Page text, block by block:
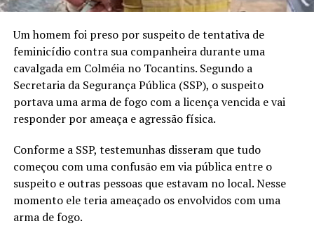
Um homem foi preso por suspeito de tentativa de
feminicídio contra sua companheira durante uma
cavalgada em Colméia no Tocantins. Segundo a
Secretaria da Segurança Pública (SSP), o suspeito
portava uma arma de fogo com a licença vencida e vai
responder por ameaça e agressão física.
Conforme a SSP, testemunhas disseram que tudo
começou com uma confusão em via pública entre o
suspeito e outras pessoas que estavam no local. Nesse
momento ele teria ameaçado os envolvidos com uma
arma de fogo.